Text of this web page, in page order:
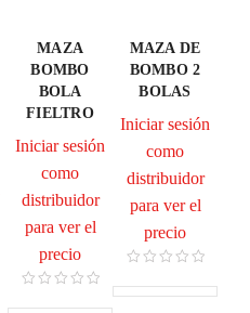
MAZA
BOMBO
BOLA
FIELTRO
Iniciar sesión
como
distribuidor
para ver el
precio
MAZA DE
BOMBO 2
BOLAS
Iniciar sesión
como
distribuidor
para ver el
precio